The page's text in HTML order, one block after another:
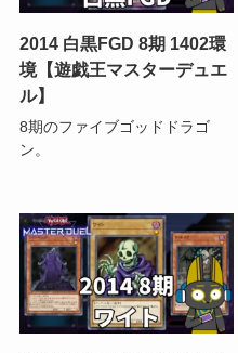
2014 白黒FGD 8期 1402環
境【遊戯王マスターデュエ
ル】
8期のファイブゴッドドラゴ
ン。